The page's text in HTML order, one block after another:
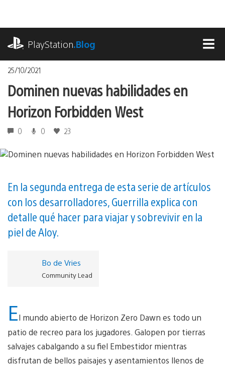
contenido
PlayStation.Blog
25/10/2021
Dominen nuevas habilidades en
Horizon Forbidden West
0 0 23
En la segunda entrega de esta serie de artículos
con los desarrolladores, Guerrilla explica con
detalle qué hacer para viajar y sobrevivir en la
piel de Aloy.
Bo de Vries
Community Lead
El mundo abierto de Horizon Zero Dawn es todo un
patio de recreo para los jugadores. Galopen por tierras
salvajes cabalgando a su fiel Embestidor mientras
disfrutan de bellos paisajes y asentamientos llenos de